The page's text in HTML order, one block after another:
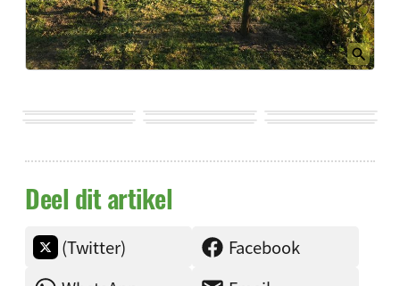
Deel dit artikel
(Twitter)
Facebook